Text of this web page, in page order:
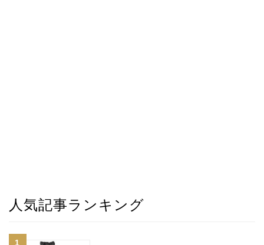
人気記事ランキング